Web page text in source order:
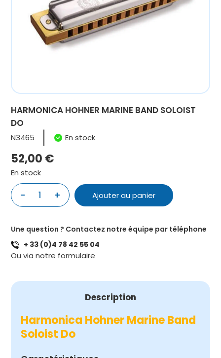
HARMONICA HOHNER MARINE BAND SOLOIST
DO
N3465 En stock
52,00 €
En stock
-
quantité
HOHNER
MARINE
BAND
DO
1 + Ajouter au panier
Une question ? Contactez notre équipe par téléphone
+ 33 (0)4 78 42 55 04
Ou via notre formulaire
Description
Harmonica Hohner Marine Band
Soloist Do